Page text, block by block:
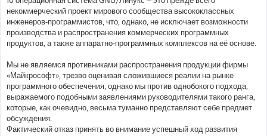
некоммерческий проект мирового сообщества высококлассных
инженеров-программистов, что, однако, не исключает возможности
производства и распространения коммерческих программных
продуктов, а также аппаратно-программных комплексов на её основе.
Мы не являемся противниками распространения продукции фирмы
«Майкрософт», трезво оценивая сложившиеся реалии на рынке
программного обеспечения, однако мы против однобокого подхода,
выражаемого подобными заявлениями руководителями такого ранга,
которые, как очевидно, весьма туманно представляют себе предмет
обсуждения.
Фактический отказ принять во внимание успешный ход развития